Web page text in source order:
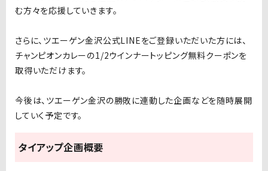
む方々を応援していきます。
さらに、ツエーゲン金沢公式LINEをご登録いただいた方には、
チャンピオンカレーの1/2ウインナートッピング無料クーポンを
取得いただけます。
今後は、ツエーゲン金沢の勝敗に連動した企画などを随時展開
していく予定です。
タイアップ企画概要